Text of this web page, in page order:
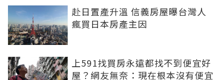
赴日置產升溫 信義房屋曝台灣人
瘋買日本房產主因
上591找買房永遠都找不到便宜好
屋？網友無奈：現在根本沒有便宜